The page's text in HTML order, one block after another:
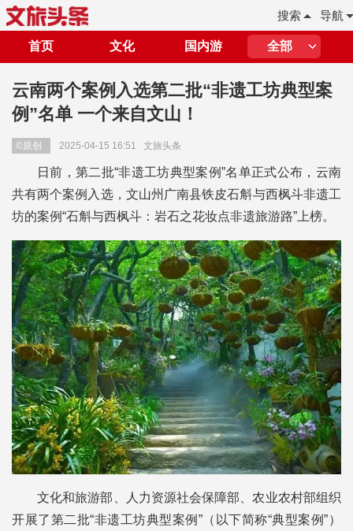
导航
搜索
首页 文化 国内游 全部
云南两个案例入选第二批“非遗工坊典型案
例”名单 一个来自文山！
©原创 2025-04-15 16:51 文旅头条
日前，第二批“非遗工坊典型案例”名单正式公布，云南
共有两个案例入选，文山州广南县铁皮石斛与西枫斗非遗工
坊的案例“石斛与西枫斗：岩石之花妆点非遗旅游路”上榜。
文化和旅游部、人力资源社会保障部、农业农村部组织
开展了第二批“非遗工坊典型案例”（以下简称“典型案例”）